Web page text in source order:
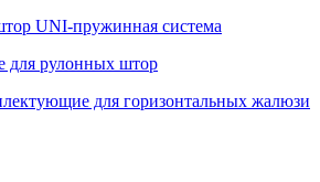
UNI-пружинная система
для рулонных штор
для горизонтальных жалюзи